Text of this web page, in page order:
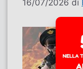
16/07/2026 di